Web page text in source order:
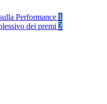
Performance 1
dei premi 2